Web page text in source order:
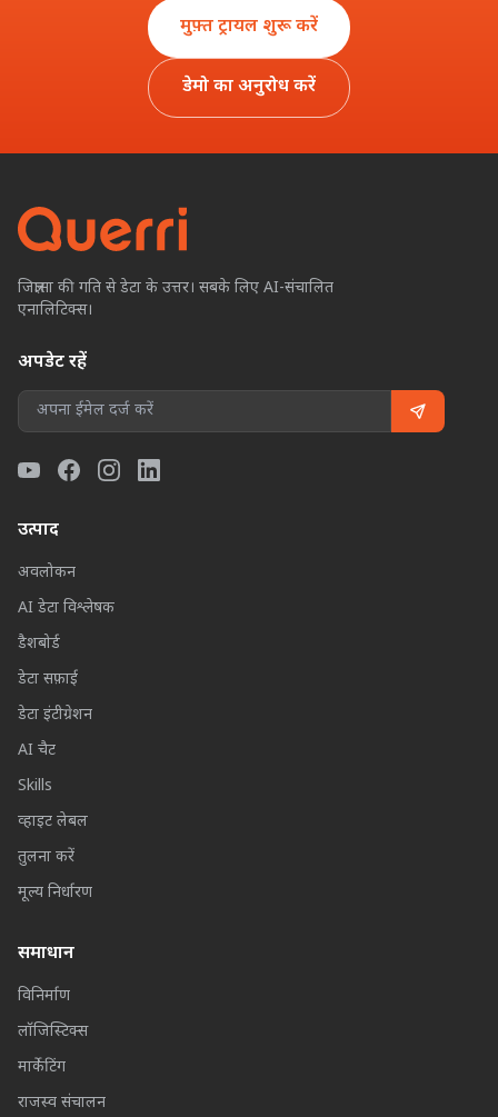
मुफ़्त ट्रायल शुरू करें
डेमो का अनुरोध करें
जिज्ञासा की गति से डेटा के उत्तर। सबके लिए AI-संचालित
एनालिटिक्स।
अपडेट रहें
उत्पाद
अवलोकन
AI डेटा विश्लेषक
डैशबोर्ड
डेटा सफ़ाई
डेटा इंटीग्रेशन
AI चैट
Skills
व्हाइट लेबल
तुलना करें
मूल्य निर्धारण
समाधान
विनिर्माण
लॉजिस्टिक्स
मार्केटिंग
राजस्व संचालन